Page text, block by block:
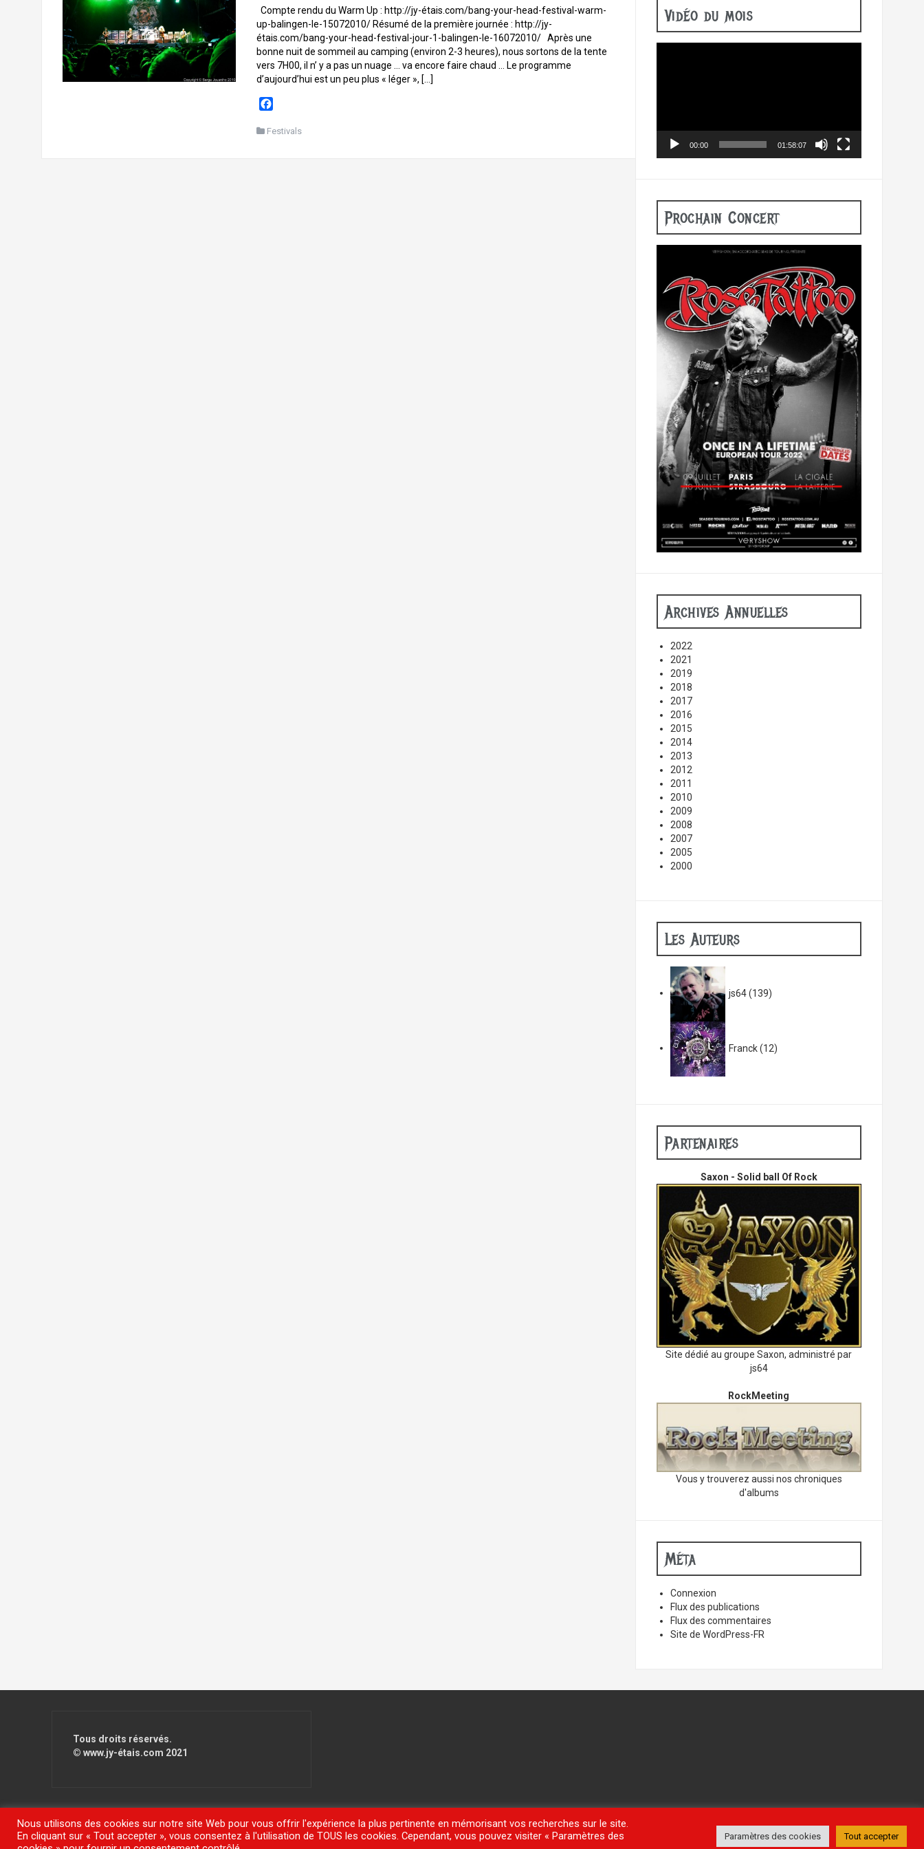
Compte rendu du Warm Up : http://jy-étais.com/bang-your-head-festival-warm-
up-balingen-le-15072010/ Résumé de la première journée : http://jy-
étais.com/bang-your-head-festival-jour-1-balingen-le-16072010/ Après une
bonne nuit de sommeil au camping (environ 2-3 heures), nous sortons de la tente
vers 7H00, il n’ y a pas un nuage … va encore faire chaud … Le programme
d’aujourd’hui est un peu plus « léger », […]
c
Festivals
Vidéo du mois
00:00 01:58:07
Prochain Concert
Archives Annuelles
2022
2021
2019
2018
2017
2016
2015
2014
2013
2012
2011
2010
2009
2008
2007
2005
2000
Les Auteurs
js64(139)
Franck(12)
Partenaires
Saxon - Solid ball Of Rock
Site dédié au groupe Saxon, administré par
js64
RockMeeting
Vous y trouverez aussi nos chroniques
d'albums
Méta
Connexion
Flux des publications
Flux des commentaires
Site de WordPress-FR
Tous droits réservés.
© www.jy-étais.com 2021
Fièrement propulsé par WordPress|Thème FlyMagpar Themeisle
Nous utilisons des cookies sur notre site Web pour vous offrir l'expérience la plus pertinente en mémorisant vos recherches sur le site.
En cliquant sur « Tout accepter », vous consentez à l'utilisation de TOUS les cookies. Cependant, vous pouvez visiter « Paramètres des
Paramètres des cookies Tout accepter